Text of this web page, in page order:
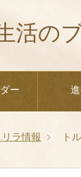
活の
ー
リラ情報 ト